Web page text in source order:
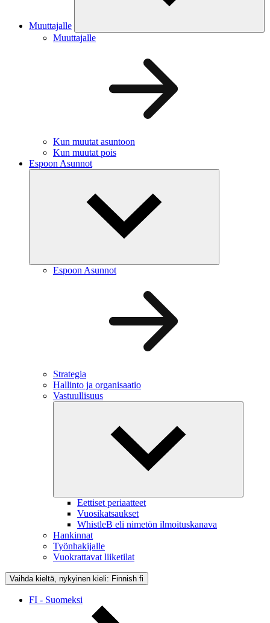
Muuttajalle
Muuttajalle
Kun muutat asuntoon
Kun muutat pois
Espoon Asunnot
Espoon Asunnot
Strategia
Hallinto ja organisaatio
Vastuullisuus
Eettiset periaatteet
Vuosikatsaukset
WhistleB eli nimetön ilmoituskanava
Hankinnat
Työnhakijalle
Vuokrattavat liiketilat
Vaihda kieltä, nykyinen kieli: Finnish fi
FI - Suomeksi